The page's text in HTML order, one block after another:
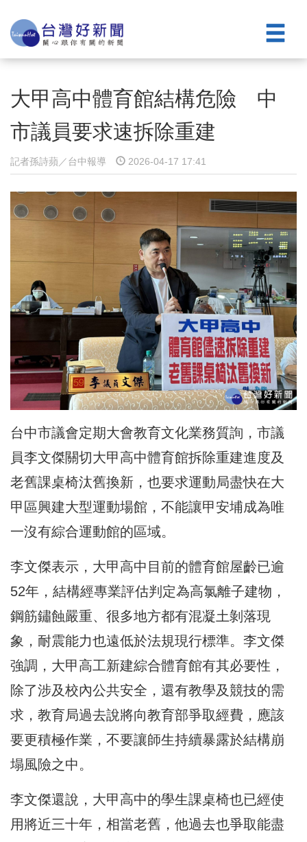
大甲高中體育館結構危險 中
市議員要求速拆除重建
記者孫詩蘋／台中報導 2026-04-17 17:41
台中市議會定期大會教育文化業務質詢，市議
員李文傑關切大甲高中體育館拆除重建進度及
老舊課桌椅汰舊換新，也要求運動局盡快在大
甲區興建大型運動場館，不能讓甲安埔成為唯
一沒有綜合運動館的區域。
李文傑表示，大甲高中目前的體育館屋齡已逾
52年，結構經專業評估判定為高氯離子建物，
鋼筋鏽蝕嚴重、很多地方都有混凝土剝落現
象，耐震能力也遠低於法規現行標準。李文傑
強調，大甲高工新建綜合體育館有其必要性，
除了涉及校內公共安全，還有教學及競技的需
求，教育局過去說將向教育部爭取經費，應該
要更積極作業，不要讓師生持續暴露於結構崩
塌風險之中。
李文傑還說，大甲高中的學生課桌椅也已經使
用將近三十年，相當老舊，他過去也爭取能盡